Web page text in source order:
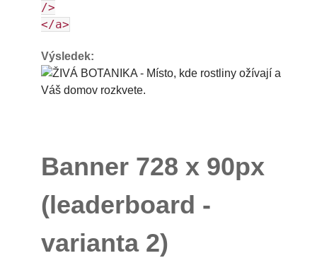
/>
</a>
Výsledek:
Banner 728 x 90px
(leaderboard -
varianta 2)